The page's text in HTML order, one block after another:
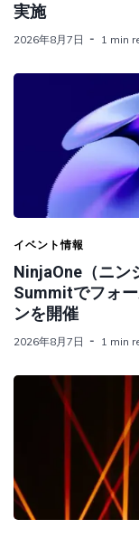
実施
2026年8月7日 1 min
イベント情報
NinjaOne（ニン
Summitでフォ
ンを開催
2026年8月7日 1 min